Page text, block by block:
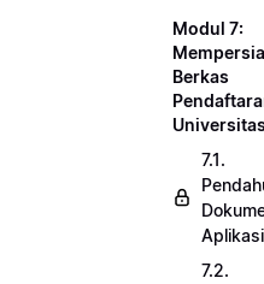
Modul 7:
Berkas
7.1.
Aplikasi
7.2.